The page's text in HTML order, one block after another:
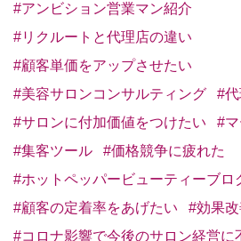
#アンビション営業マン紹介
#リクルートと代理店の違い
#顧客単価をアップさせたい
#美容サロンコンサルティング
#
#サロンに付加価値をつけたい
#
#集客ツール
#価格競争に疲れた
#ホットペッパービューティーブロ
#顧客の定着率をあげたい
#効果
#コロナ影響で今後のサロン経営に